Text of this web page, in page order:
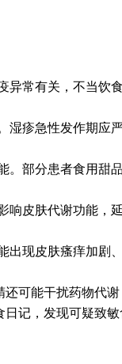
常有关，不当饮食
疹急性发作期应
部分患者食用甜
皮肤代谢功能，延
现皮肤瘙痒加剧、
可能干扰药物代谢
记，发现可疑致